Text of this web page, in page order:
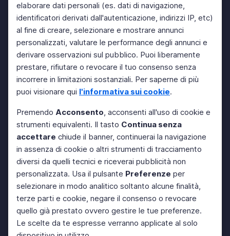
elaborare dati personali (es. dati di navigazione,
identificatori derivati dall'autenticazione, indirizzi IP, etc)
al fine di creare, selezionare e mostrare annunci
personalizzati, valutare le performance degli annunci e
derivare osservazioni sul pubblico. Puoi liberamente
prestare, rifiutare o revocare il tuo consenso senza
incorrere in limitazioni sostanziali. Per saperne di più
puoi visionare qui l'informativa sui cookie.
Premendo Acconsento, acconsenti all'uso di cookie e
strumenti equivalenti. Il tasto Continua senza
accettare chiude il banner, continuerai la navigazione
in assenza di cookie o altri strumenti di tracciamento
diversi da quelli tecnici e riceverai pubblicità non
personalizzata. Usa il pulsante Preferenze per
selezionare in modo analitico soltanto alcune finalità,
terze parti e cookie, negare il consenso o revocare
quello già prestato ovvero gestire le tue preferenze.
Le scelte da te espresse verranno applicate al solo